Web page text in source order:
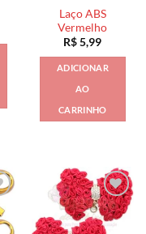
Laço ABS
Vermelho
R$5,99
ADICIONAR
AO
CARRINHO